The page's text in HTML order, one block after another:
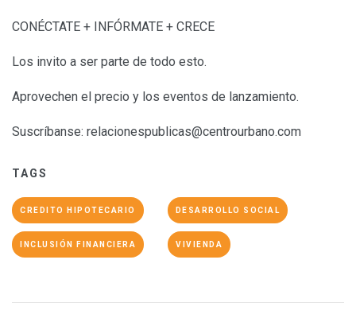
CONÉCTATE + INFÓRMATE + CRECE
Los invito a ser parte de todo esto.
Aprovechen el precio y los eventos de lanzamiento.
Suscríbanse: relacionespublicas@centrourbano.com
TAGS
CREDITO HIPOTECARIO DESARROLLO SOCIAL
INCLUSIÓN FINANCIERA VIVIENDA